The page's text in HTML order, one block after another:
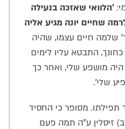
'הלוואי שאזכה בנעילה
שחיים יונה מגיע אליה
שלמה חיים עצמו, שהיה
התבטא עליו לימים
מושפע שלי, ואחר כך
שלי'.
תפילתו. מסופר כי החסיד
זיסלין ע"ה תמה פעם